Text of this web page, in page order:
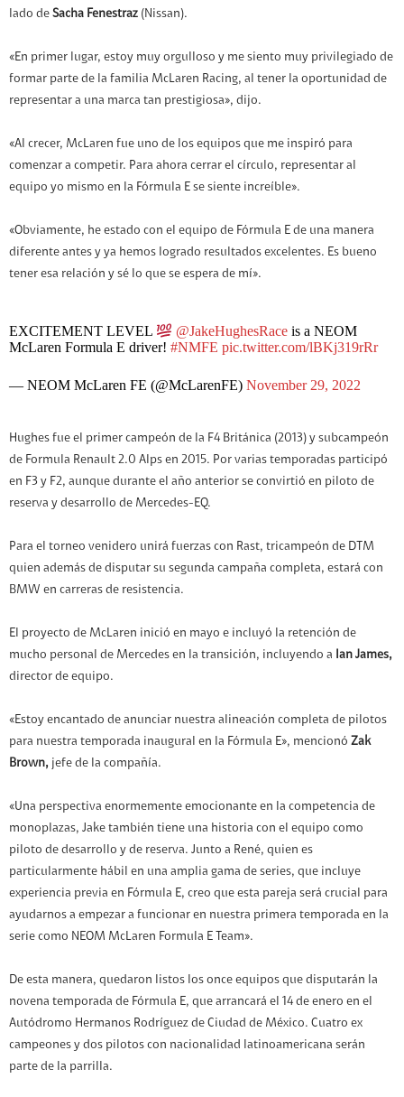
lado de Sacha Fenestraz (Nissan).
«En primer lugar, estoy muy orgulloso y me siento muy privilegiado de
formar parte de la familia McLaren Racing, al tener la oportunidad de
representar a una marca tan prestigiosa», dijo.
«Al crecer, McLaren fue uno de los equipos que me inspiró para
comenzar a competir. Para ahora cerrar el círculo, representar al
equipo yo mismo en la Fórmula E se siente increíble».
«Obviamente, he estado con el equipo de Fórmula E de una manera
diferente antes y ya hemos logrado resultados excelentes. Es bueno
tener esa relación y sé lo que se espera de mí».
EXCITEMENT LEVEL @JakeHughesRace is a NEOM
McLaren Formula E driver! #NMFE pic.twitter.com/lBKj319rRr
— NEOM McLaren FE (@McLarenFE) November 29, 2022
Hughes fue el primer campeón de la F4 Británica (2013) y subcampeón
de Formula Renault 2.0 Alps en 2015. Por varias temporadas participó
en F3 y F2, aunque durante el año anterior se convirtió en piloto de
reserva y desarrollo de Mercedes-EQ.
Para el torneo venidero unirá fuerzas con Rast, tricampeón de DTM
quien además de disputar su segunda campaña completa, estará con
BMW en carreras de resistencia.
El proyecto de McLaren inició en mayo e incluyó la retención de
mucho personal de Mercedes en la transición, incluyendo a Ian James,
director de equipo.
«Estoy encantado de anunciar nuestra alineación completa de pilotos
para nuestra temporada inaugural en la Fórmula E», mencionó Zak
Brown, jefe de la compañía.
«Una perspectiva enormemente emocionante en la competencia de
monoplazas, Jake también tiene una historia con el equipo como
piloto de desarrollo y de reserva. Junto a René, quien es
particularmente hábil en una amplia gama de series, que incluye
experiencia previa en Fórmula E, creo que esta pareja será crucial para
ayudarnos a empezar a funcionar en nuestra primera temporada en la
serie como NEOM McLaren Formula E Team».
De esta manera, quedaron listos los once equipos que disputarán la
novena temporada de Fórmula E, que arrancará el 14 de enero en el
Autódromo Hermanos Rodríguez de Ciudad de México. Cuatro ex
campeones y dos pilotos con nacionalidad latinoamericana serán
parte de la parrilla.